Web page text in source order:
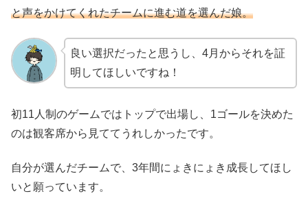
と声をかけてくれたチームに進む道を選んだ娘。
良い選択だったと思うし、4月からそれを証
明してほしいですね！
初11人制のゲームではトップで出場し、1ゴールを決めた
のは観客席から見ててうれしかったです。
自分が選んだチームで、3年間にょきにょき成長してほし
いと願っています。